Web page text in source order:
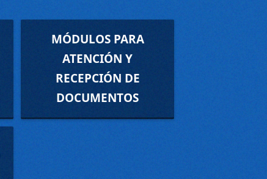
MÓDULOS PARA
ATENCIÓN Y
RECEPCIÓN DE
DOCUMENTOS